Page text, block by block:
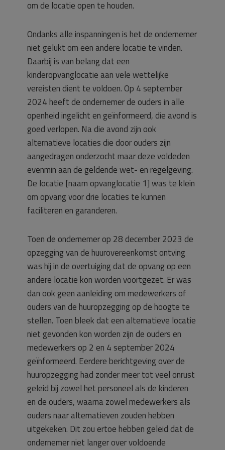
om de locatie open te houden.
Ondanks alle inspanningen is het de ondernemer
niet gelukt om een andere locatie te vinden.
Daarbij is van belang dat een
kinderopvanglocatie aan vele wettelijke
vereisten dient te voldoen. Op 4 september
2024 heeft de ondernemer de ouders in alle
openheid ingelicht en geïnformeerd, die avond is
goed verlopen. Na die avond zijn ook
alternatieve locaties die door ouders zijn
aangedragen onderzocht maar deze voldeden
evenmin aan de geldende wet- en regelgeving.
De locatie [naam opvanglocatie 1] was te klein
om opvang voor drie locaties te kunnen
faciliteren en garanderen.
Toen de ondernemer op 28 december 2023 de
opzegging van de huurovereenkomst ontving
was hij in de overtuiging dat de opvang op een
andere locatie kon worden voortgezet. Er was
dan ook geen aanleiding om medewerkers of
ouders van de huuropzegging op de hoogte te
stellen. Toen bleek dat een alternatieve locatie
niet gevonden kon worden zijn de ouders en
medewerkers op 2 en 4 september 2024
geïnformeerd. Eerdere berichtgeving over de
huuropzegging had zonder meer tot veel onrust
geleid bij zowel het personeel als de kinderen
en de ouders, waarna zowel medewerkers als
ouders naar alternatieven zouden hebben
uitgekeken. Dit zou ertoe hebben geleid dat de
ondernemer niet langer over voldoende